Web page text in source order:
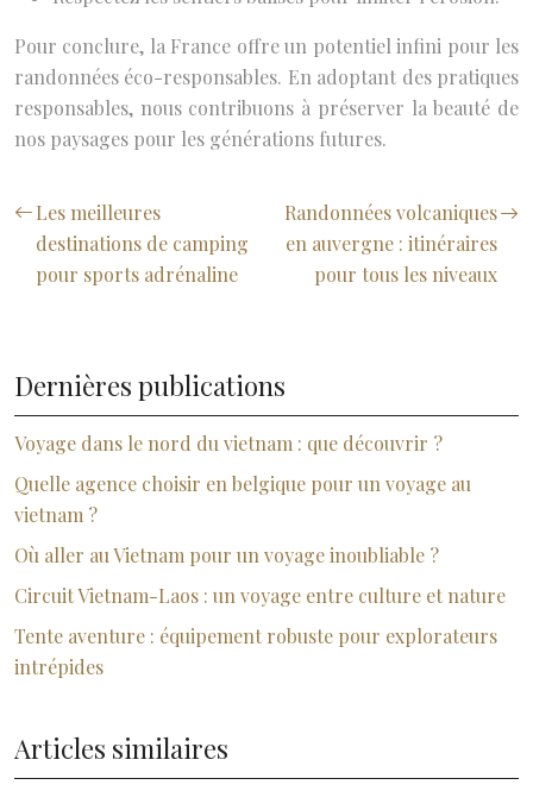
Pour conclure, la France offre un potentiel infini pour les
randonnées éco-responsables. En adoptant des pratiques
responsables, nous contribuons à préserver la beauté de
nos paysages pour les générations futures.
Les meilleures
destinations de camping
pour sports adrénaline
Randonnées volcaniques
en auvergne : itinéraires
pour tous les niveaux
Dernières publications
Voyage dans le nord du vietnam : que découvrir ?
Quelle agence choisir en belgique pour un voyage au
vietnam ?
Où aller au Vietnam pour un voyage inoubliable ?
Circuit Vietnam-Laos : un voyage entre culture et nature
Tente aventure : équipement robuste pour explorateurs
intrépides
Articles similaires